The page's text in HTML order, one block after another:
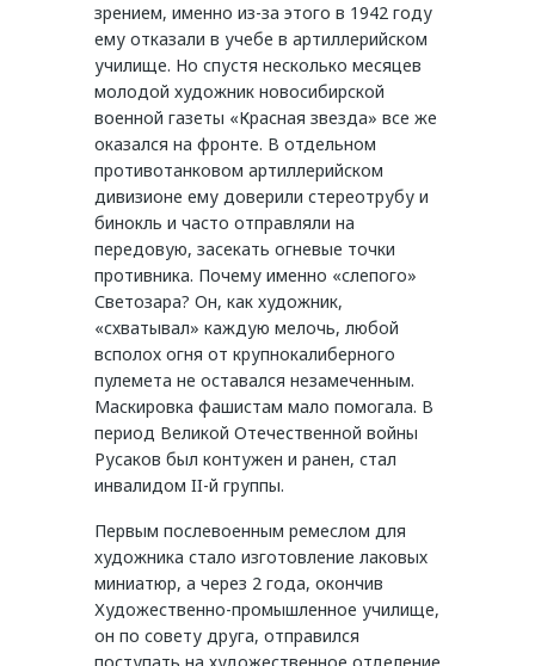
зрением, именно из-за этого в 1942 году
ему отказали в учебе в артиллерийском
училище. Но спустя несколько месяцев
молодой художник новосибирской
военной газеты «Красная звезда» все же
оказался на фронте. В отдельном
противотанковом артиллерийском
дивизионе ему доверили стереотрубу и
бинокль и часто отправляли на
передовую, засекать огневые точки
противника. Почему именно «слепого»
Светозара? Он, как художник,
«схватывал» каждую мелочь, любой
всполох огня от крупнокалиберного
пулемета не оставался незамеченным.
Маскировка фашистам мало помогала. В
период Великой Отечественной войны
Русаков был контужен и ранен, стал
инвалидом II-й группы.
Первым послевоенным ремеслом для
художника стало изготовление лаковых
миниатюр, а через 2 года, окончив
Художественно-промышленное училище,
он по совету друга, отправился